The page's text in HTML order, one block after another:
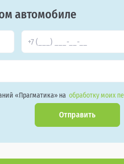
автомобиле
«Прагматика» на обработку моих
Отправить